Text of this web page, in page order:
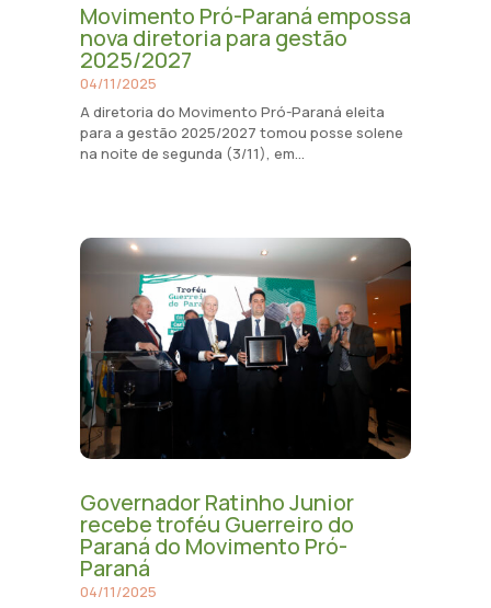
Movimento Pró-Paraná empossa
nova diretoria para gestão
2025/2027
04/11/2025
A diretoria do Movimento Pró-Paraná eleita
para a gestão 2025/2027 tomou posse solene
na noite de segunda (3/11), em...
Governador Ratinho Junior
recebe troféu Guerreiro do
Paraná do Movimento Pró-
Paraná
04/11/2025